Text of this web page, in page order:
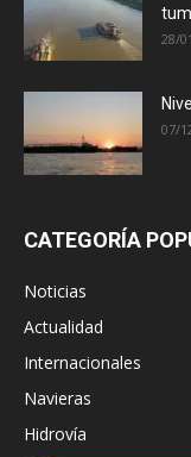
28/
07/
CATEGORÍA
Noticias
Actualidad
Internacionales
Navieras
Hidrovía